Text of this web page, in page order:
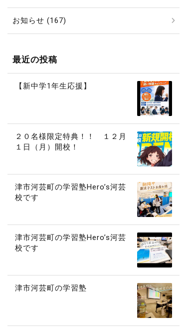
お知らせ (167)
最近の投稿
【新中学1年生応援】
２０名様限定特典！！ １２月
１日（月）開校！
津市河芸町の学習塾Hero’s河芸
校です
津市河芸町の学習塾Hero’s河芸
校です
津市河芸町の学習塾